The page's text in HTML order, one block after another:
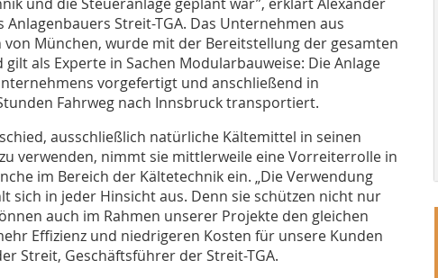
Streit-TGA. Das Unternehmen aus
von München, wurde mit der Bereitstellung der gesamten
als Experte in Sachen Modularbauweise: Die Anlage
vorgefertigt und anschließend in
Fahrweg nach Innsbruck transportiert.
ausschließlich natürliche Kältemittel in seinen
verwenden, nimmt sie mittlerweile eine Vorreiterrolle in
im Bereich der Kältetechnik ein. „Die Verwendung
sich in jeder Hinsicht aus. Denn sie schützen nicht nur
auch im Rahmen unserer Projekte den gleichen
Effizienz und niedrigeren Kosten für unsere Kunden
Streit, Geschäftsführer der Streit-TGA.